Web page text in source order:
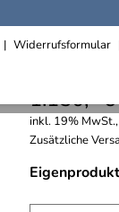
Widerrufsformular
1.150,-
inkl. 19%
Zusätzliche